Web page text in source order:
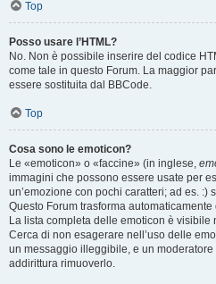
Top
Posso usare l’HTML?
No. Non è possibile inserire del codice
come tale in questo Forum. La maggior
essere sostituita dal BBCode.
Top
Cosa sono le emoticon?
Le «emoticon» o «faccine» (in inglese,
immagini che possono essere usate per
un’emozione con pochi caratteri; ad es. :)
Questo Forum trasforma
La lista completa delle emoticon è
Cerca di non esagerare nell’uso delle
un messaggio illeggibile, e un
addirittura rimuoverlo.